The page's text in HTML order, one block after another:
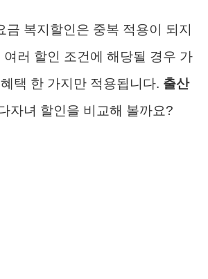
금 복지할인은 중복 적용이 되지
여러 할인 조건에 해당될 경우 가
택 한 가지만 적용됩니다. 출산
자녀 할인을 비교해 볼까요?